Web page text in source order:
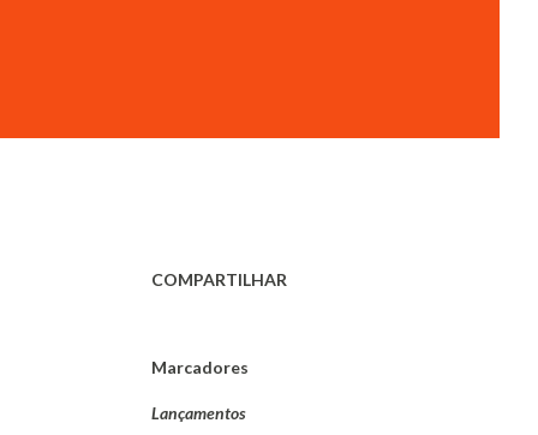
COMPARTILHAR
Marcadores
Lançamentos